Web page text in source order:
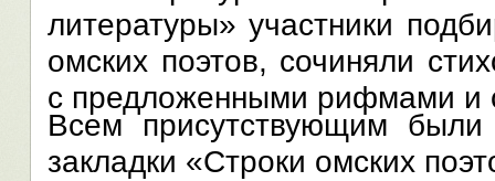
литературы» участники
омских поэтов, сочиняли
с предложенными рифмами и
Всем присутствующим
закладки «Строки омских